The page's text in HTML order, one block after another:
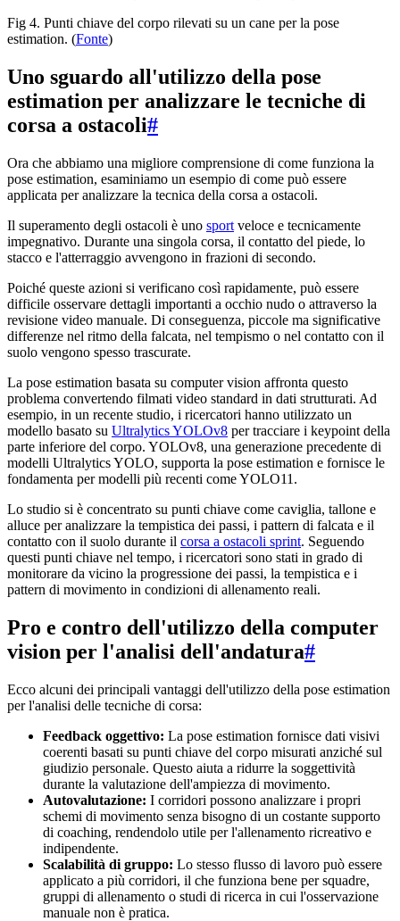
Fig 4. Punti chiave del corpo rilevati su un cane per la pose
estimation. (Fonte)
Uno sguardo all'utilizzo della pose
estimation per analizzare le tecniche di
corsa a ostacoli#
Ora che abbiamo una migliore comprensione di come funziona la
pose estimation, esaminiamo un esempio di come può essere
applicata per analizzare la tecnica della corsa a ostacoli.
Il superamento degli ostacoli è uno sport veloce e tecnicamente
impegnativo. Durante una singola corsa, il contatto del piede, lo
stacco e l'atterraggio avvengono in frazioni di secondo.
Poiché queste azioni si verificano così rapidamente, può essere
difficile osservare dettagli importanti a occhio nudo o attraverso la
revisione video manuale. Di conseguenza, piccole ma significative
differenze nel ritmo della falcata, nel tempismo o nel contatto con il
suolo vengono spesso trascurate.
La pose estimation basata su computer vision affronta questo
problema convertendo filmati video standard in dati strutturati. Ad
esempio, in un recente studio, i ricercatori hanno utilizzato un
modello basato su Ultralytics YOLOv8 per tracciare i keypoint della
parte inferiore del corpo. YOLOv8, una generazione precedente di
modelli Ultralytics YOLO, supporta la pose estimation e fornisce le
fondamenta per modelli più recenti come YOLO11.
Lo studio si è concentrato su punti chiave come caviglia, tallone e
alluce per analizzare la tempistica dei passi, i pattern di falcata e il
contatto con il suolo durante il corsa a ostacoli sprint. Seguendo
questi punti chiave nel tempo, i ricercatori sono stati in grado di
monitorare da vicino la progressione dei passi, la tempistica e i
pattern di movimento in condizioni di allenamento reali.
Pro e contro dell'utilizzo della computer
vision per l'analisi dell'andatura#
Ecco alcuni dei principali vantaggi dell'utilizzo della pose estimation
per l'analisi delle tecniche di corsa:
Feedback oggettivo: La pose estimation fornisce dati visivi
coerenti basati su punti chiave del corpo misurati anziché sul
giudizio personale. Questo aiuta a ridurre la soggettività
durante la valutazione dell'ampiezza di movimento.
Autovalutazione: I corridori possono analizzare i propri
schemi di movimento senza bisogno di un costante supporto
di coaching, rendendolo utile per l'allenamento ricreativo e
indipendente.
Scalabilità di gruppo: Lo stesso flusso di lavoro può essere
applicato a più corridori, il che funziona bene per squadre,
gruppi di allenamento o studi di ricerca in cui l'osservazione
manuale non è pratica.